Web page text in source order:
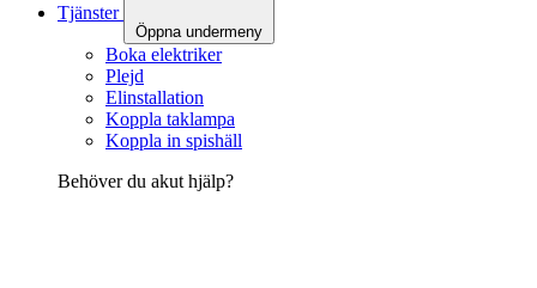
Tjänster
Öppna undermeny
Boka elektriker
Plejd
Elinstallation
Koppla taklampa
Koppla in spishäll
Behöver du akut hjälp?